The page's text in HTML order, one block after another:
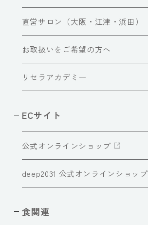
直営サロン（大阪・江津・浜田）
お取扱いをご希望の方へ
リセラアカデミー
ECサイト
公式オンラインショップ
deep2031 公式オンラインショップ
食関連